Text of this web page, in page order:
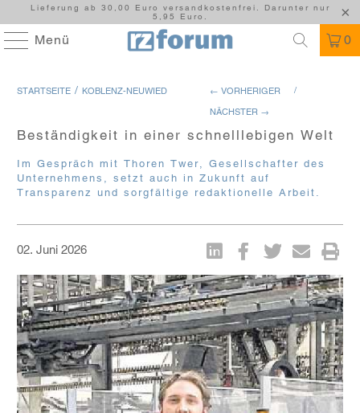
Lieferung ab 30,00 Euro versandkostenfrei. Darunter nur
5,95 Euro.
Menü 0
STARTSEITE / KOBLENZ-NEUWIED ← VORHERIGER
/
NÄCHSTER →
Beständigkeit in einer schnelllebigen Welt
Im Gespräch mit Thoren Twer, Gesellschafter des
Unternehmens, setzt auch in Zukunft auf
Transparenz und sorgfältige redaktionelle Arbeit.
02. Juni 2026